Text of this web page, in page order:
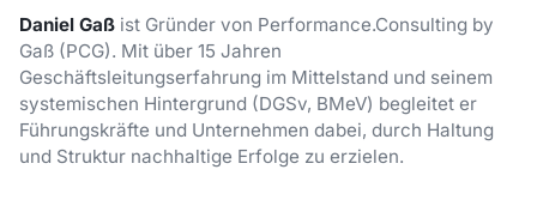
Daniel Gaß ist Gründer von Performance.Consulting by
Gaß (PCG). Mit über 15 Jahren
Geschäftsleitungserfahrung im Mittelstand und seinem
systemischen Hintergrund (DGSv, BMeV) begleitet er
Führungskräfte und Unternehmen dabei, durch Haltung
und Struktur nachhaltige Erfolge zu erzielen.